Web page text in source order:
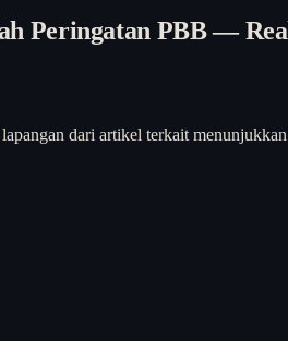
Peringatan PBB —
dari artikel terkait